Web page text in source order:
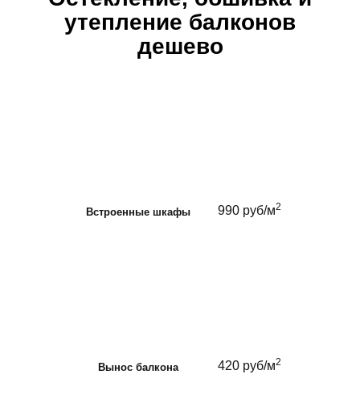
утепление балконов
дешево
Встроенные шкафы 990 руб/м2
Вынос балкона 420 руб/м2